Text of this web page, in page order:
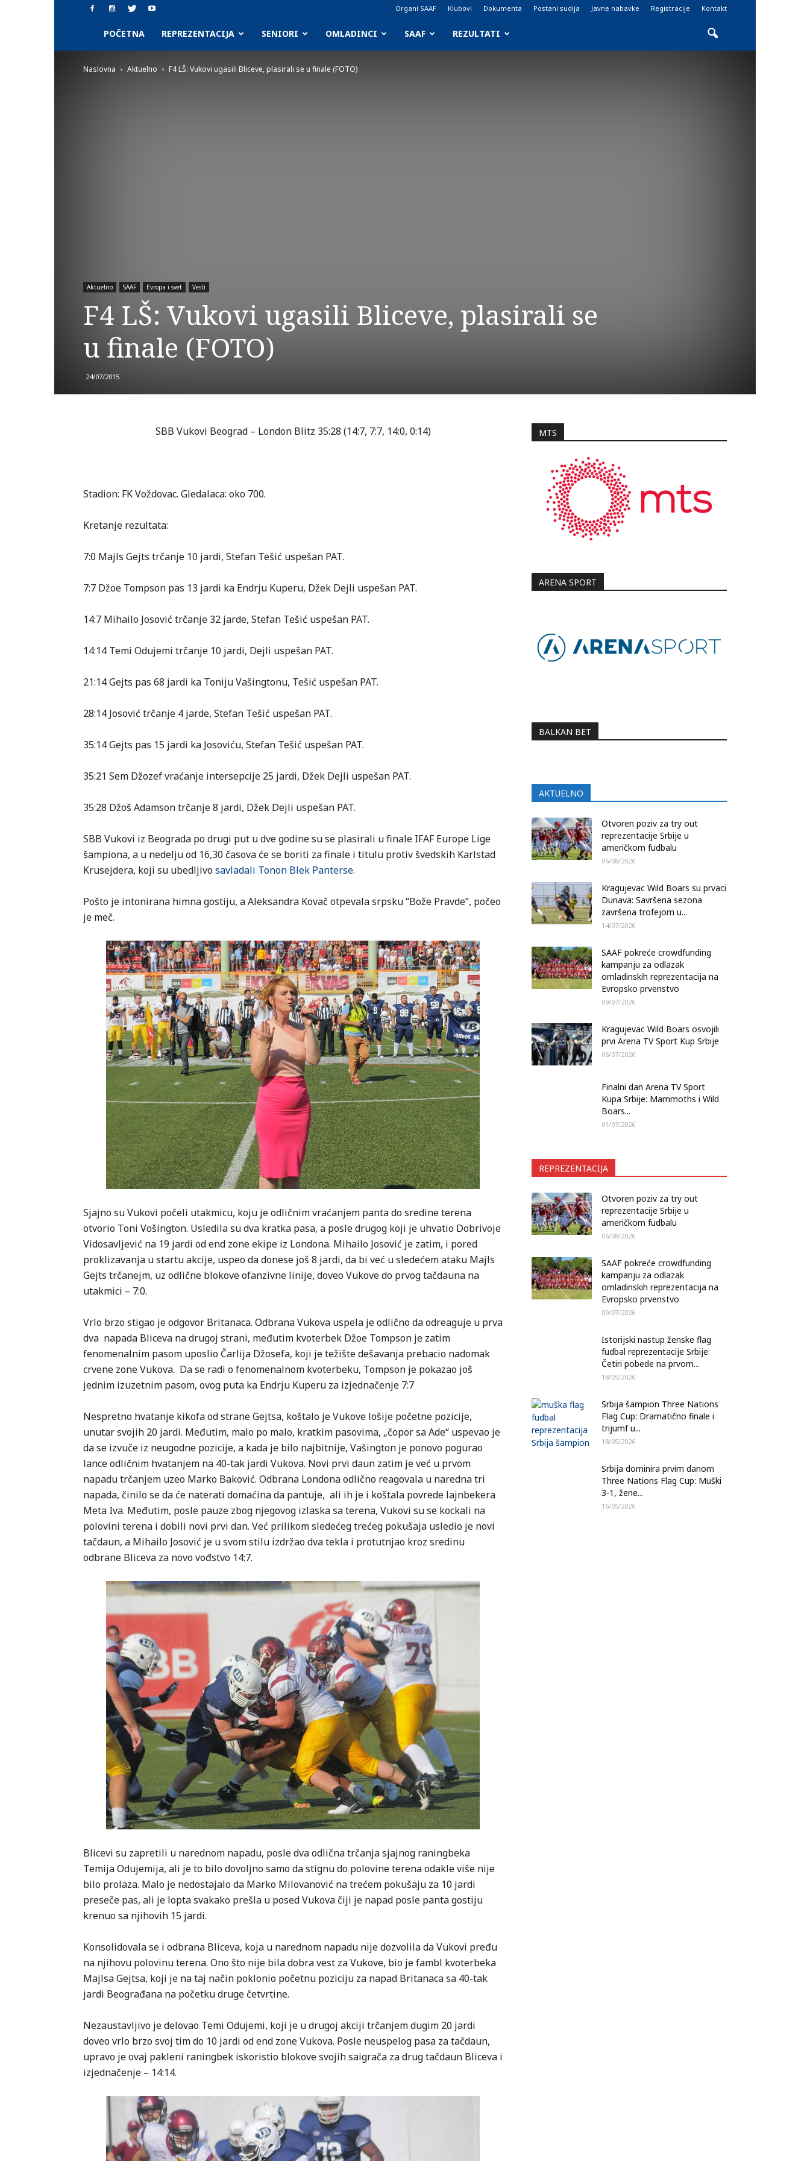
Organi SAAF Klubovi Dokumenta Postani sudija Javne nabavke Registracije Kontakt
SAAF.rs
POČETNA REPREZENTACIJA SENIORI OMLADINCI SAAF REZULTATI
Naslovna Aktuelno F4 LŠ: Vukovi ugasili Bliceve, plasirali se u finale (FOTO)
Aktuelno SAAF Evropa i svet Vesti
F4 LŠ: Vukovi ugasili Bliceve, plasirali se
u finale (FOTO)
24/07/2015
SBB Vukovi Beograd – London Blitz 35:28 (14:7, 7:7, 14:0, 0:14)
Stadion: FK Voždovac. Gledalaca: oko 700.
Kretanje rezultata:
7:0 Majls Gejts trčanje 10 jardi, Stefan Tešić uspešan PAT.
7:7 Džoe Tompson pas 13 jardi ka Endrju Kuperu, Džek Dejli uspešan PAT.
14:7 Mihailo Josović trčanje 32 jarde, Stefan Tešić uspešan PAT.
14:14 Temi Odujemi trčanje 10 jardi, Dejli uspešan PAT.
21:14 Gejts pas 68 jardi ka Toniju Vašingtonu, Tešić uspešan PAT.
28:14 Josović trčanje 4 jarde, Stefan Tešić uspešan PAT.
35:14 Gejts pas 15 jardi ka Josoviću, Stefan Tešić uspešan PAT.
35:21 Sem Džozef vraćanje intersepcije 25 jardi, Džek Dejli uspešan PAT.
35:28 Džoš Adamson trčanje 8 jardi, Džek Dejli uspešan PAT.
SBB Vukovi iz Beograda po drugi put u dve godine su se plasirali u finale IFAF Europe Lige
šampiona, a u nedelju od 16,30 časova će se boriti za finale i titulu protiv švedskih Karlstad
Krusejdera, koji su ubedljivosavladali Tonon Blek Panterse.
Pošto je intonirana himna gostiju, a Aleksandra Kovač otpevala srpsku “Bože Pravde”, počeo
je meč.
Sjajno su Vukovi počeli utakmicu, koju je odličnim vraćanjem panta do sredine terena
otvorio Toni Vošington. Usledila su dva kratka pasa, a posle drugog koji je uhvatio Dobrivoje
Vidosavljević na 19 jardi od end zone ekipe iz Londona. Mihailo Josović je zatim, i pored
proklizavanja u startu akcije, uspeo da donese još 8 jardi, da bi već u sledećem ataku Majls
Gejts trčanejm, uz odlične blokove ofanzivne linije, doveo Vukove do prvog tačdauna na
utakmici – 7:0.
Vrlo brzo stigao je odgovor Britanaca. Odbrana Vukova uspela je odlično da odreaguje u prva
dva napada Bliceva na drugoj strani, međutim kvoterbek Džoe Tompson je zatim
fenomenalnim pasom uposlio Čarlija Džosefa, koji je težište dešavanja prebacio nadomak
crvene zone Vukova. Da se radi o fenomenalnom kvoterbeku, Tompson je pokazao još
jednim izuzetnim pasom, ovog puta ka Endrju Kuperu za izjednačenje 7:7
Nespretno hvatanje kikofa od strane Gejtsa, koštalo je Vukove lošije početne pozicije,
unutar svojih 20 jardi. Međutim, malo po malo, kratkim pasovima, „čopor sa Ade“ uspevao je
da se izvuče iz neugodne pozicije, a kada je bilo najbitnije, Vašington je ponovo pogurao
lance odličnim hvatanjem na 40-tak jardi Vukova. Novi prvi daun zatim je već u prvom
napadu trčanjem uzeo Marko Baković. Odbrana Londona odlično reagovala u naredna tri
napada, činilo se da će naterati domaćina da pantuje, ali ih je i koštala povrede lajnbekera
Meta Iva. Međutim, posle pauze zbog njegovog izlaska sa terena, Vukovi su se kockali na
polovini terena i dobili novi prvi dan. Već prilikom sledećeg trećeg pokušaja usledio je novi
tačdaun, a Mihailo Josović je u svom stilu izdržao dva tekla i protutnjao kroz sredinu
odbrane Bliceva za novo vođstvo 14:7.
Blicevi su zapretili u narednom napadu, posle dva odlična trčanja sjajnog raningbeka
Temija Odujemija, ali je to bilo dovoljno samo da stignu do polovine terena odakle više nije
bilo prolaza. Malo je nedostajalo da Marko Milovanović na trećem pokušaju za 10 jardi
preseče pas, ali je lopta svakako prešla u posed Vukova čiji je napad posle panta gostiju
krenuo sa njihovih 15 jardi.
Konsolidovala se i odbrana Bliceva, koja u narednom napadu nije dozvolila da Vukovi pređu
na njihovu polovinu terena. Ono što nije bila dobra vest za Vukove, bio je fambl kvoterbeka
Majlsa Gejtsa, koji je na taj način poklonio početnu poziciju za napad Britanaca sa 40-tak
jardi Beograđana na početku druge četvrtine.
Nezaustavljivo je delovao Temi Odujemi, koji je u drugoj akciji trčanjem dugim 20 jardi
doveo vrlo brzo svoj tim do 10 jardi od end zone Vukova. Posle neuspelog pasa za tačdaun,
upravo je ovaj pakleni raningbek iskoristio blokove svojih saigrača za drug tačdaun Bliceva i
izjednačenje – 14:14.
MTS
ARENA SPORT
BALKAN BET
AKTUELNO
Otvoren poziv za try out
reprezentacije Srbije u
američkom fudbalu
06/08/2026
Kragujevac Wild Boars su prvaci
Dunava: Savršena sezona
završena trofejom u...
14/07/2026
SAAF pokreće crowdfunding
kampanju za odlazak
omladinskih reprezentacija na
Evropsko prvenstvo
09/07/2026
Kragujevac Wild Boars osvojili
prvi Arena TV Sport Kup Srbije
06/07/2026
Finalni dan Arena TV Sport
Kupa Srbije: Mammoths i Wild
Boars...
01/07/2026
REPREZENTACIJA
Otvoren poziv za try out
reprezentacije Srbije u
američkom fudbalu
06/08/2026
SAAF pokreće crowdfunding
kampanju za odlazak
omladinskih reprezentacija na
Evropsko prvenstvo
09/07/2026
Istorijski nastup ženske flag
fudbal reprezentacije Srbije:
Četiri pobede na prvom...
18/05/2026
Srbija šampion Three Nations
Flag Cup: Dramatično finale i
trijumf u...
18/05/2026
Srbija dominira prvim danom
Three Nations Flag Cup: Muški
3-1, žene...
16/05/2026